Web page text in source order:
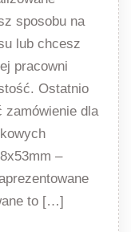
sposobu na
lub chcesz
pracowni
Ostatnio
zamówienie dla
–
to […]